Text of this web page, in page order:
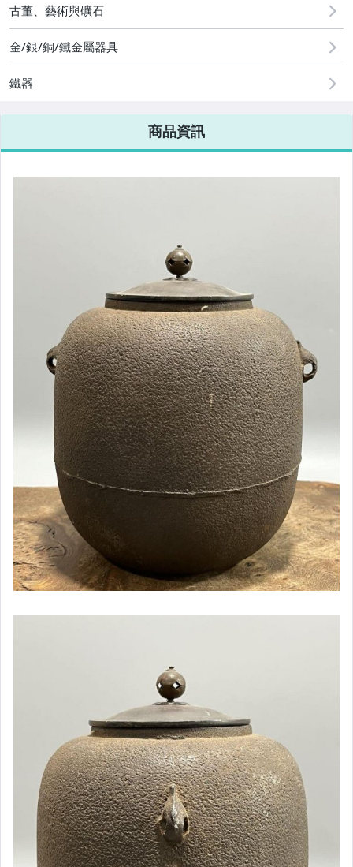
古董、藝術與礦石
金/銀/銅/鐵金屬器具
鐵器
商品資訊